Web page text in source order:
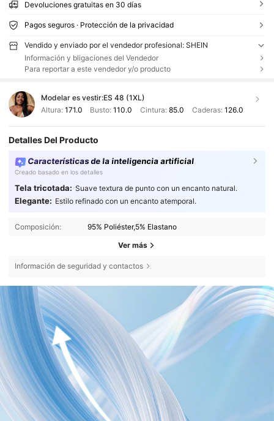
Devoluciones gratuitas en 30 días
Pagos seguros · Protección de la privacidad
Vendido y enviado por el vendedor profesional: SHEIN
Información y bligaciones del Vendedor
Para reportar a este vendedor y/o producto
Modelar es vestir:ES 48 (1XL)
Altura: 171.0 Busto:110.0 Cintura: 85.0 Caderas: 126.0
Detalles Del Producto
Características de la inteligencia artificial
Creado basado en los detalles
Tela tricotada: Suave textura de punto con un encanto natural.
Elegante: Estilo refinado con un encanto atemporal.
Composición: 95% Poliéster,5% Elastano
Ver más
Información de seguridad y contactos